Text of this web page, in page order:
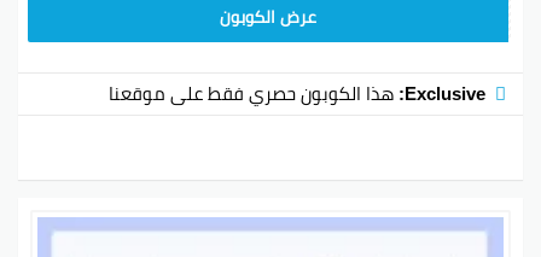
عرض الكوبون
Exclusive: هذا الكوبون حصري فقط على موقعنا